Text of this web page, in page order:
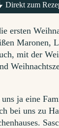
Direkt zum
ersten
Maronen,
mit der
ja eine
bei uns zu